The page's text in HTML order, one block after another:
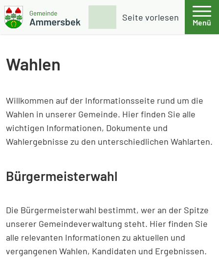
Weiter zum Inhalt
Skip to footer
Seite vorlesen
Suche
Menü
Wahlen
Willkommen auf der Informationsseite rund um die
Wahlen in unserer Gemeinde. Hier finden Sie alle
wichtigen Informationen, Dokumente und
Wahlergebnisse zu den unterschiedlichen Wahlarten.
Bürgermeisterwahl
Die Bürgermeisterwahl bestimmt, wer an der Spitze
unserer Gemeindeverwaltung steht. Hier finden Sie
alle relevanten Informationen zu aktuellen und
vergangenen Wahlen, Kandidaten und Ergebnissen.